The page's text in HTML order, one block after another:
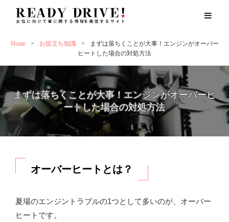
Home > お役立ち知識 >
まずは落ちくことが大事！エンジンがオーバー
ヒートした場合の対処方法
まずは落ちくことが大事！エンジンがオーバーヒ
ートした場合の対処方法
オーバーヒートとは？
夏場のエンジントラブルの1つとして多いのが、オーバー
ヒートです。